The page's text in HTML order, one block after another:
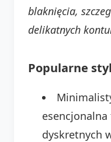
blaknięcia,
delikatnych
Popularne
dyskretnych